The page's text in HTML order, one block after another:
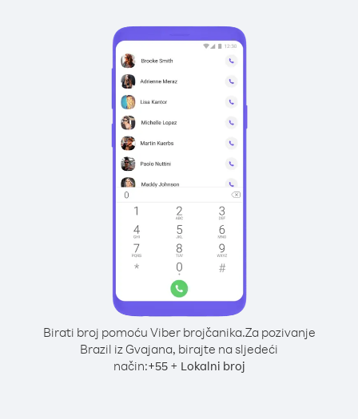
Birati broj pomoću Viber brojčanika.Za pozivanje
Brazil iz Gvajana, birajte na sljedeći
način:+55+ Lokalni broj